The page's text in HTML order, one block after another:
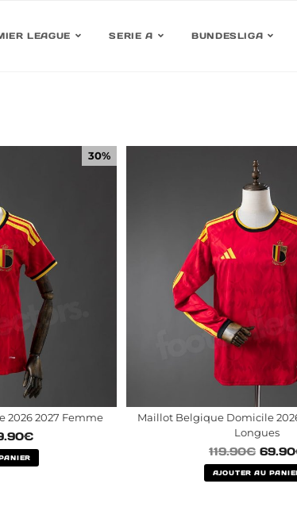
LEAGUE SERIE A BUNDESLIGA
30%
2026 2027 Femme
€
Maillot Belgique Domicile
Longues
119.90€ 69.90
AJOUTER AU